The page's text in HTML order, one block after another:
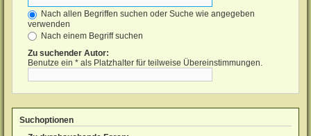
Nach allen Begriffen suchen oder Suche wie angegeben
verwenden
Nach einem Begriff suchen
Zu suchender Autor:
Benutze ein * als Platzhalter für teilweise Übereinstimmungen.
Suchoptionen